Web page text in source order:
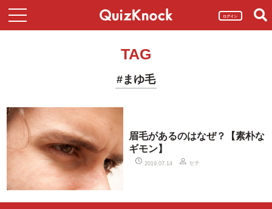
ログイン
TAG
#まゆ毛
眉毛があるのはなぜ？【素朴な
ギモン】
2019.07.14 セチ